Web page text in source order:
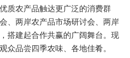
质农产品触达更广泛的消费群
、两岸农产品市场研讨会、两岸
搭建起合作共赢的广阔舞台。现
众品尝四季农味、各地佳肴。